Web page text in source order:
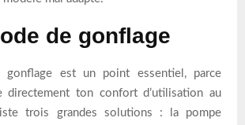
de gonflage
gonflage est un point essentiel, parce
directement ton confort d’utilisation au
trois grandes solutions : la pompe